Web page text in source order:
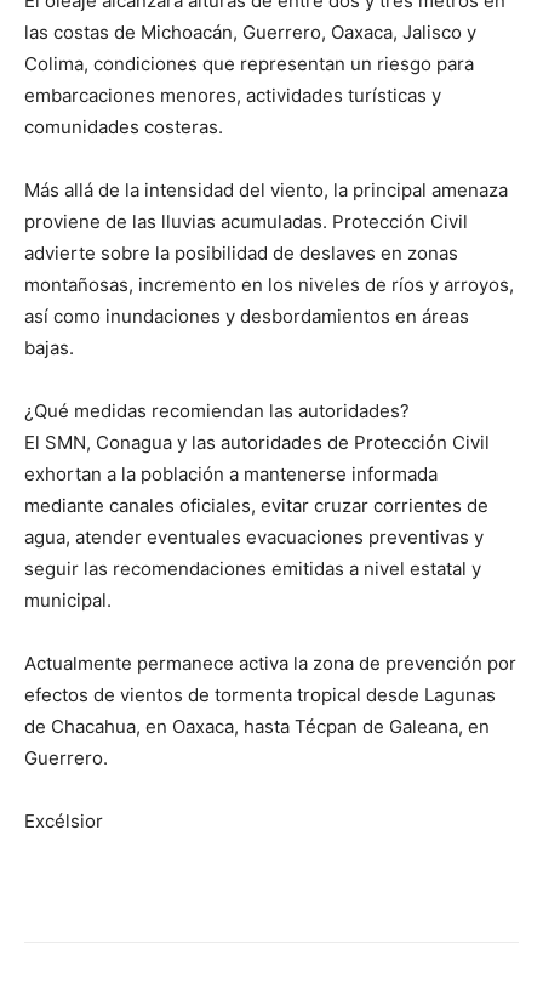
las costas de Michoacán, Guerrero, Oaxaca, Jalisco y
Colima, condiciones que representan un riesgo para
embarcaciones menores, actividades turísticas y
comunidades costeras.
Más allá de la intensidad del viento, la principal amenaza
proviene de las lluvias acumuladas. Protección Civil
advierte sobre la posibilidad de deslaves en zonas
montañosas, incremento en los niveles de ríos y arroyos,
así como inundaciones y desbordamientos en áreas
bajas.
¿Qué medidas recomiendan las autoridades?
El SMN, Conagua y las autoridades de Protección Civil
exhortan a la población a mantenerse informada
mediante canales oficiales, evitar cruzar corrientes de
agua, atender eventuales evacuaciones preventivas y
seguir las recomendaciones emitidas a nivel estatal y
municipal.
Actualmente permanece activa la zona de prevención por
efectos de vientos de tormenta tropical desde Lagunas
de Chacahua, en Oaxaca, hasta Técpan de Galeana, en
Guerrero.
Excélsior